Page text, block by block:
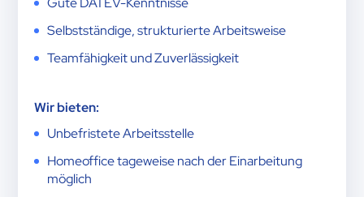
Selbstständige, strukturierte Arbeitsweise
Teamfähigkeit und Zuverlässigkeit
Wir bieten:
Unbefristete Arbeitsstelle
Homeoffice tageweise nach der Einarbeitung
möglich